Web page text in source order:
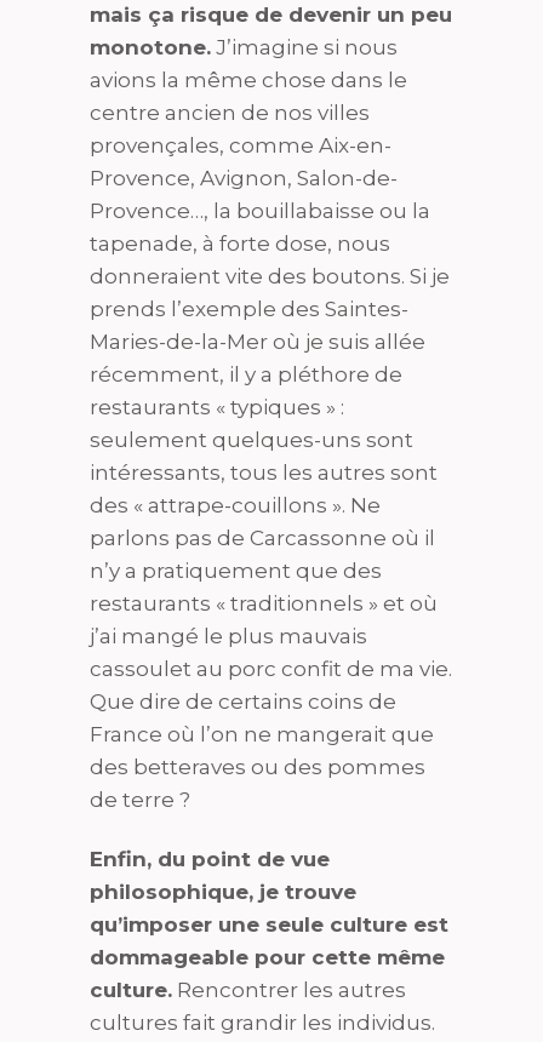
mais ça risque de devenir un peu
monotone. J’imagine si nous
avions la même chose dans le
centre ancien de nos villes
provençales, comme Aix-en-
Provence, Avignon, Salon-de-
Provence…, la bouillabaisse ou la
tapenade, à forte dose, nous
donneraient vite des boutons. Si je
prends l’exemple des Saintes-
Maries-de-la-Mer où je suis allée
récemment, il y a pléthore de
restaurants « typiques » :
seulement quelques-uns sont
intéressants, tous les autres sont
des « attrape-couillons ». Ne
parlons pas de Carcassonne où il
n’y a pratiquement que des
restaurants « traditionnels » et où
j’ai mangé le plus mauvais
cassoulet au porc confit de ma vie.
Que dire de certains coins de
France où l’on ne mangerait que
des betteraves ou des pommes
de terre ?
Enfin, du point de vue
philosophique, je trouve
qu’imposer une seule culture est
dommageable pour cette même
culture. Rencontrer les autres
cultures fait grandir les individus.